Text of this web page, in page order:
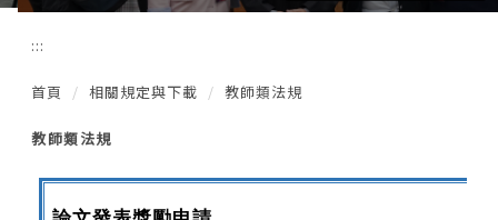
:::
首頁 相關規定與下載 教師類法規
教師類法規